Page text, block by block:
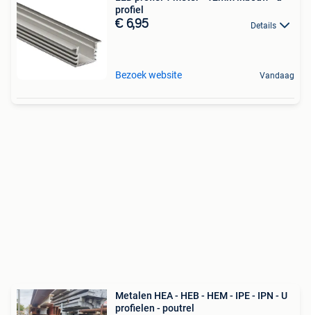
profiel
€ 6,95 Details
Bezoek website Vandaag
Metalen HEA - HEB - HEM - IPE - IPN - U
profielen - poutrel